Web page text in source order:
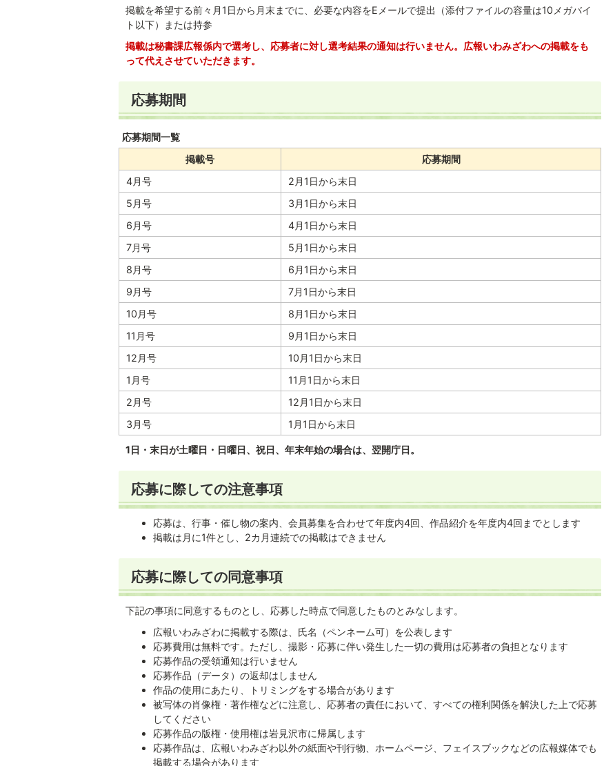
掲載を希望する前々月1日から月末までに、必要な内容をEメールで提出（添付ファイルの容量は10メガバイ
ト以下）または持参
掲載は秘書課広報係内で選考し、応募者に対し選考結果の通知は行いません。広報いわみざわへの掲載をも
って代えさせていただきます。
応募期間
応募期間一覧
掲載号
応募期間
4月号
2月1日から末日
5月号
3月1日から末日
6月号
4月1日から末日
7月号
5月1日から末日
8月号
6月1日から末日
9月号
7月1日から末日
10月号
8月1日から末日
11月号
9月1日から末日
12月号
10月1日から末日
1月号
11月1日から末日
2月号
12月1日から末日
3月号
1月1日から末日
1日・末日が土曜日・日曜日、祝日、年末年始の場合は、翌開庁日。
応募に際しての注意事項
応募は、行事・催し物の案内、会員募集を合わせて年度内4回、作品紹介を年度内4回までとします
掲載は月に1件とし、2カ月連続での掲載はできません
応募に際しての同意事項
下記の事項に同意するものとし、応募した時点で同意したものとみなします。
広報いわみざわに掲載する際は、氏名（ペンネーム可）を公表します
応募費用は無料です。ただし、撮影・応募に伴い発生した一切の費用は応募者の負担となります
応募作品の受領通知は行いません
応募作品（データ）の返却はしません
作品の使用にあたり、トリミングをする場合があります
被写体の肖像権・著作権などに注意し、応募者の責任において、すべての権利関係を解決した上で応募
してください
応募作品の版権・使用権は岩見沢市に帰属します
応募作品は、広報いわみざわ以外の紙面や刊行物、ホームページ、フェイスブックなどの広報媒体でも
掲載する場合があります